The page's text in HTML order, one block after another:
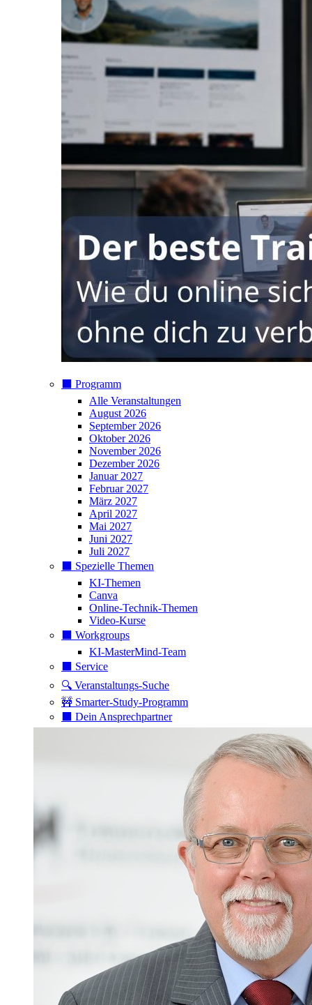
⬛️ Programm
Alle Veranstaltungen
August 2026
September 2026
Oktober 2026
November 2026
Dezember 2026
Januar 2027
Februar 2027
März 2027
April 2027
Mai 2027
Juni 2027
Juli 2027
⬛️ Spezielle Themen
KI-Themen
Canva
Online-Technik-Themen
Video-Kurse
⬛️ Workgroups
KI-MasterMind-Team
⬛️ Service
🔍 Veranstaltungs-Suche
🚧 Smarter-Study-Programm
⬛️ Dein Ansprechpartner